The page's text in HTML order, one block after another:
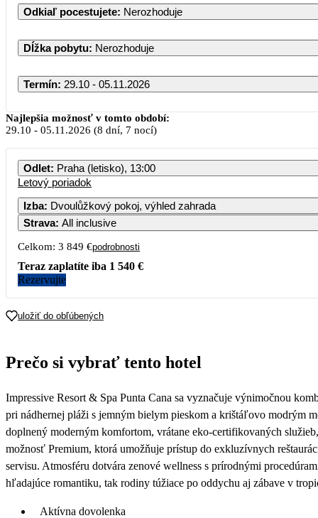
Odkiaľ pocestujete: Nerozhoduje
Dĺžka pobytu: Nerozhoduje
Termín: 29.10 - 05.11.2026
PO UT ST
19 20 21
Najlepšia možnosť v tomto období:
29.10 - 05.11.2026 (8 dní, 7 nocí)
Odlet: Praha (letisko), 13:00
Letový poriadok
Izba: Dvoulůžkový pokoj, výhled zahrada
Strava: All inclusive
Celkom: 3 849 €podrobnosti
Teraz zaplatíte iba 1 540 €
Rezervujte
uložiť do obľúbených
Prečo si vybrať tento hotel
Impressive Resort & Spa Punta Cana sa vyznačuje výnimočnou
pri nádhernej pláži s jemným bielym pieskom a krištáľovo modrým
doplnený moderným komfortom, vrátane eko-certifikovaných
možnosť Premium, ktorá umožňuje prístup do exkluzívnych
servisu. Atmosféru dotvára zenové wellness s prírodnými
hľadajúce romantiku, tak rodiny túžiace po oddychu aj zábave v
Aktívna dovolenka